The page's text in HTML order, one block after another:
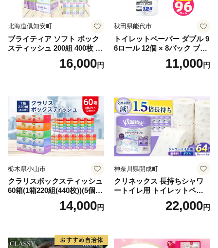
北海道倶知安町
ブライティア ソフト ボック
スティッシュ 200組 400枚 60
箱 日本製 まとめ買い ティッ
シュ リサイクル 長持 防災 常
倶知安町 日用品
16,000円
秋田県能代市
トイレットペーパー ダブル 9
6ロール 12個 × 8パック ブラ
ンカ 再生紙 100％ 芯あり 日
用品 消耗品 無香料 生活用品
11,000円
栃木県小山市
クラリスボックスティッシュ
60箱(1箱220組(440枚))(5個入
り×12セット)【1256759】
14,000円
神奈川県開成町
クリネックス 長持ちシャワ
ートイレ用 トイレットペー
パー（ダブル）64ロール(8ロ
ール×8パック) 開成町 トイレ
蓄 防災 エコ 消耗品 生活雑貨
生活用品 無香料 トイレット
22,000円